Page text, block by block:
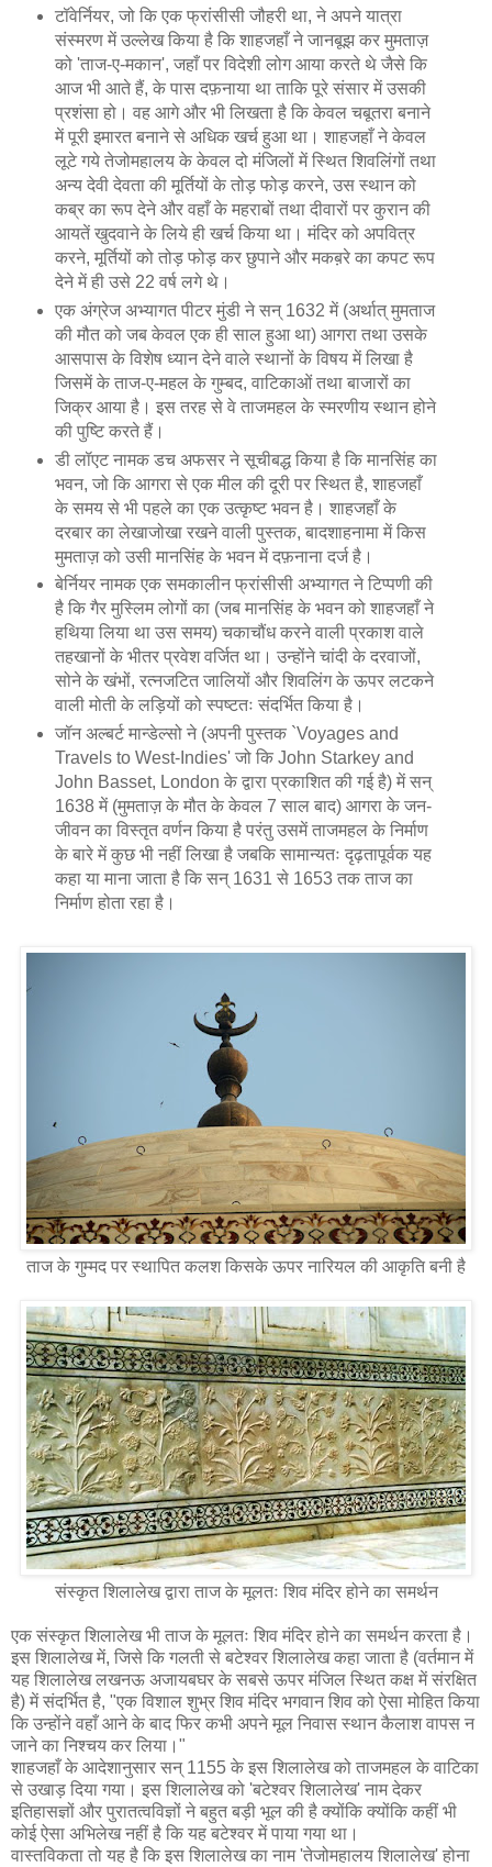
टॉवेर्नियर, जो कि एक फ्रांसीसी जौहरी था, ने अपने यात्रा
संस्मरण में उल्लेख किया है कि शाहजहाँ ने जानबूझ कर मुमताज़
को 'ताज-ए-मकान', जहाँ पर विदेशी लोग आया करते थे जैसे कि
आज भी आते हैं, के पास दफ़नाया था ताकि पूरे संसार में उसकी
प्रशंसा हो। वह आगे और भी लिखता है कि केवल चबूतरा बनाने
में पूरी इमारत बनाने से अधिक खर्च हुआ था। शाहजहाँ ने केवल
लूटे गये तेजोमहालय के केवल दो मंजिलों में स्थित शिवलिंगों तथा
अन्य देवी देवता की मूर्तियों के तोड़ फोड़ करने, उस स्थान को
कब्र का रूप देने और वहाँ के महराबों तथा दीवारों पर कुरान की
आयतें खुदवाने के लिये ही खर्च किया था। मंदिर को अपवित्र
करने, मूर्तियों को तोड़ फोड़ कर छुपाने और मकब़रे का कपट रूप
देने में ही उसे 22 वर्ष लगे थे।
एक अंग्रेज अभ्यागत पीटर मुंडी ने सन् 1632 में (अर्थात् मुमताज
की मौत को जब केवल एक ही साल हुआ था) आगरा तथा उसके
आसपास के विशेष ध्यान देने वाले स्थानों के विषय में लिखा है
जिसमें के ताज-ए-महल के गुम्बद, वाटिकाओं तथा बाजारों का
जिक्र आया है। इस तरह से वे ताजमहल के स्मरणीय स्थान होने
की पुष्टि करते हैं।
डी लॉएट नामक डच अफसर ने सूचीबद्ध किया है कि मानसिंह का
भवन, जो कि आगरा से एक मील की दूरी पर स्थित है, शाहजहाँ
के समय से भी पहले का एक उत्कृष्ट भवन है। शाहजहाँ के
दरबार का लेखाजोखा रखने वाली पुस्तक, बादशाहनामा में किस
मुमताज़ को उसी मानसिंह के भवन में दफ़नाना दर्ज है।
बेर्नियर नामक एक समकालीन फ्रांसीसी अभ्यागत ने टिप्पणी की
है कि गैर मुस्लिम लोगों का (जब मानसिंह के भवन को शाहजहाँ ने
हथिया लिया था उस समय) चकाचौंध करने वाली प्रकाश वाले
तहखानों के भीतर प्रवेश वर्जित था। उन्होंने चांदी के दरवाजों,
सोने के खंभों, रत्नजटित जालियों और शिवलिंग के ऊपर लटकने
वाली मोती के लड़ियों को स्पष्टतः संदर्भित किया है।
जॉन अल्बर्ट मान्डेल्सो ने (अपनी पुस्तक `Voyages and
Travels to West-Indies' जो कि John Starkey and
John Basset, London के द्वारा प्रकाशित की गई है) में सन्
1638 में (मुमताज़ के मौत के केवल 7 साल बाद) आगरा के जन-
जीवन का विस्तृत वर्णन किया है परंतु उसमें ताजमहल के निर्माण
के बारे में कुछ भी नहीं लिखा है जबकि सामान्यतः दृढ़तापूर्वक यह
कहा या माना जाता है कि सन् 1631 से 1653 तक ताज का
निर्माण होता रहा है।
ताज के गुम्मद पर स्थापित कलश किसके ऊपर नारियल की आकृति बनी है
संस्कृत शिलालेख द्वारा ताज के मूलतः शिव मंदिर होने का समर्थन
एक संस्कृत शिलालेख भी ताज के मूलतः शिव मंदिर होने का समर्थन करता है।
इस शिलालेख में, जिसे कि गलती से बटेश्वर शिलालेख कहा जाता है (वर्तमान में
यह शिलालेख लखनऊ अजायबघर के सबसे ऊपर मंजिल स्थित कक्ष में संरक्षित
है) में संदर्भित है, "एक विशाल शुभ्र शिव मंदिर भगवान शिव को ऐसा मोहित किया
कि उन्होंने वहाँ आने के बाद फिर कभी अपने मूल निवास स्थान कैलाश वापस न
जाने का निश्चय कर लिया।"
शाहजहाँ के आदेशानुसार सन् 1155 के इस शिलालेख को ताजमहल के वाटिका
से उखाड़ दिया गया। इस शिलालेख को 'बटेश्वर शिलालेख' नाम देकर
इतिहासज्ञों और पुरातत्वविज्ञों ने बहुत बड़ी भूल की है क्योंकि क्योंकि कहीं भी
कोई ऐसा अभिलेख नहीं है कि यह बटेश्वर में पाया गया था।
वास्तविकता तो यह है कि इस शिलालेख का नाम 'तेजोमहालय शिलालेख' होना